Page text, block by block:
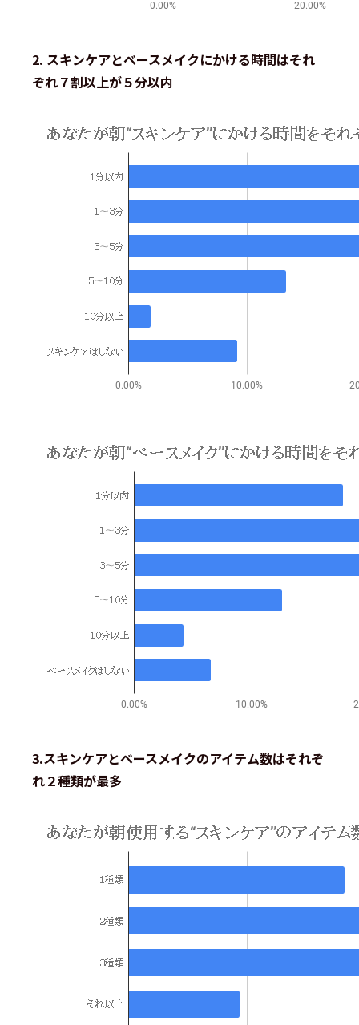
2. スキンケアとベースメイクにかける時間はそれ
ぞれ７割以上が５分以内
3.スキンケアとベースメイクのアイテム数はそれぞ
れ２種類が最多